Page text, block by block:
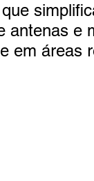
antenas e
em áreas